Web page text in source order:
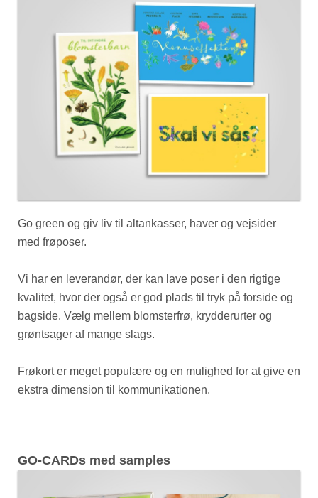
Go green og giv liv til altankasser, haver og vejsider
med frøposer.
Vi har en leverandør, der kan lave poser i den rigtige
kvalitet, hvor der også er god plads til tryk på forside og
bagside. Vælg mellem blomsterfrø, krydderurter og
grøntsager af mange slags.
Frøkort er meget populære og en mulighed for at give en
ekstra dimension til kommunikationen.
GO-CARDs med samples